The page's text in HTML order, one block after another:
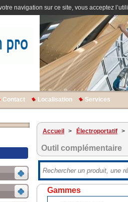
navigation sur ce site, vous acceptez
Contact Localisation Services
Accueil > Électroportatif >
Outil complémentaire
Gammes